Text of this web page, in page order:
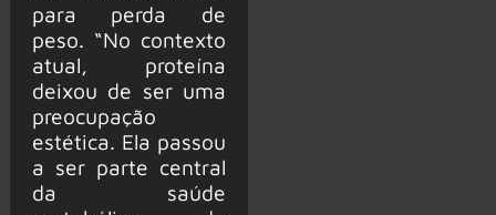
para perda de
peso. “No contexto
atual, proteína
deixou de ser uma
preocupação
estética. Ela passou
a ser parte central
da saúde